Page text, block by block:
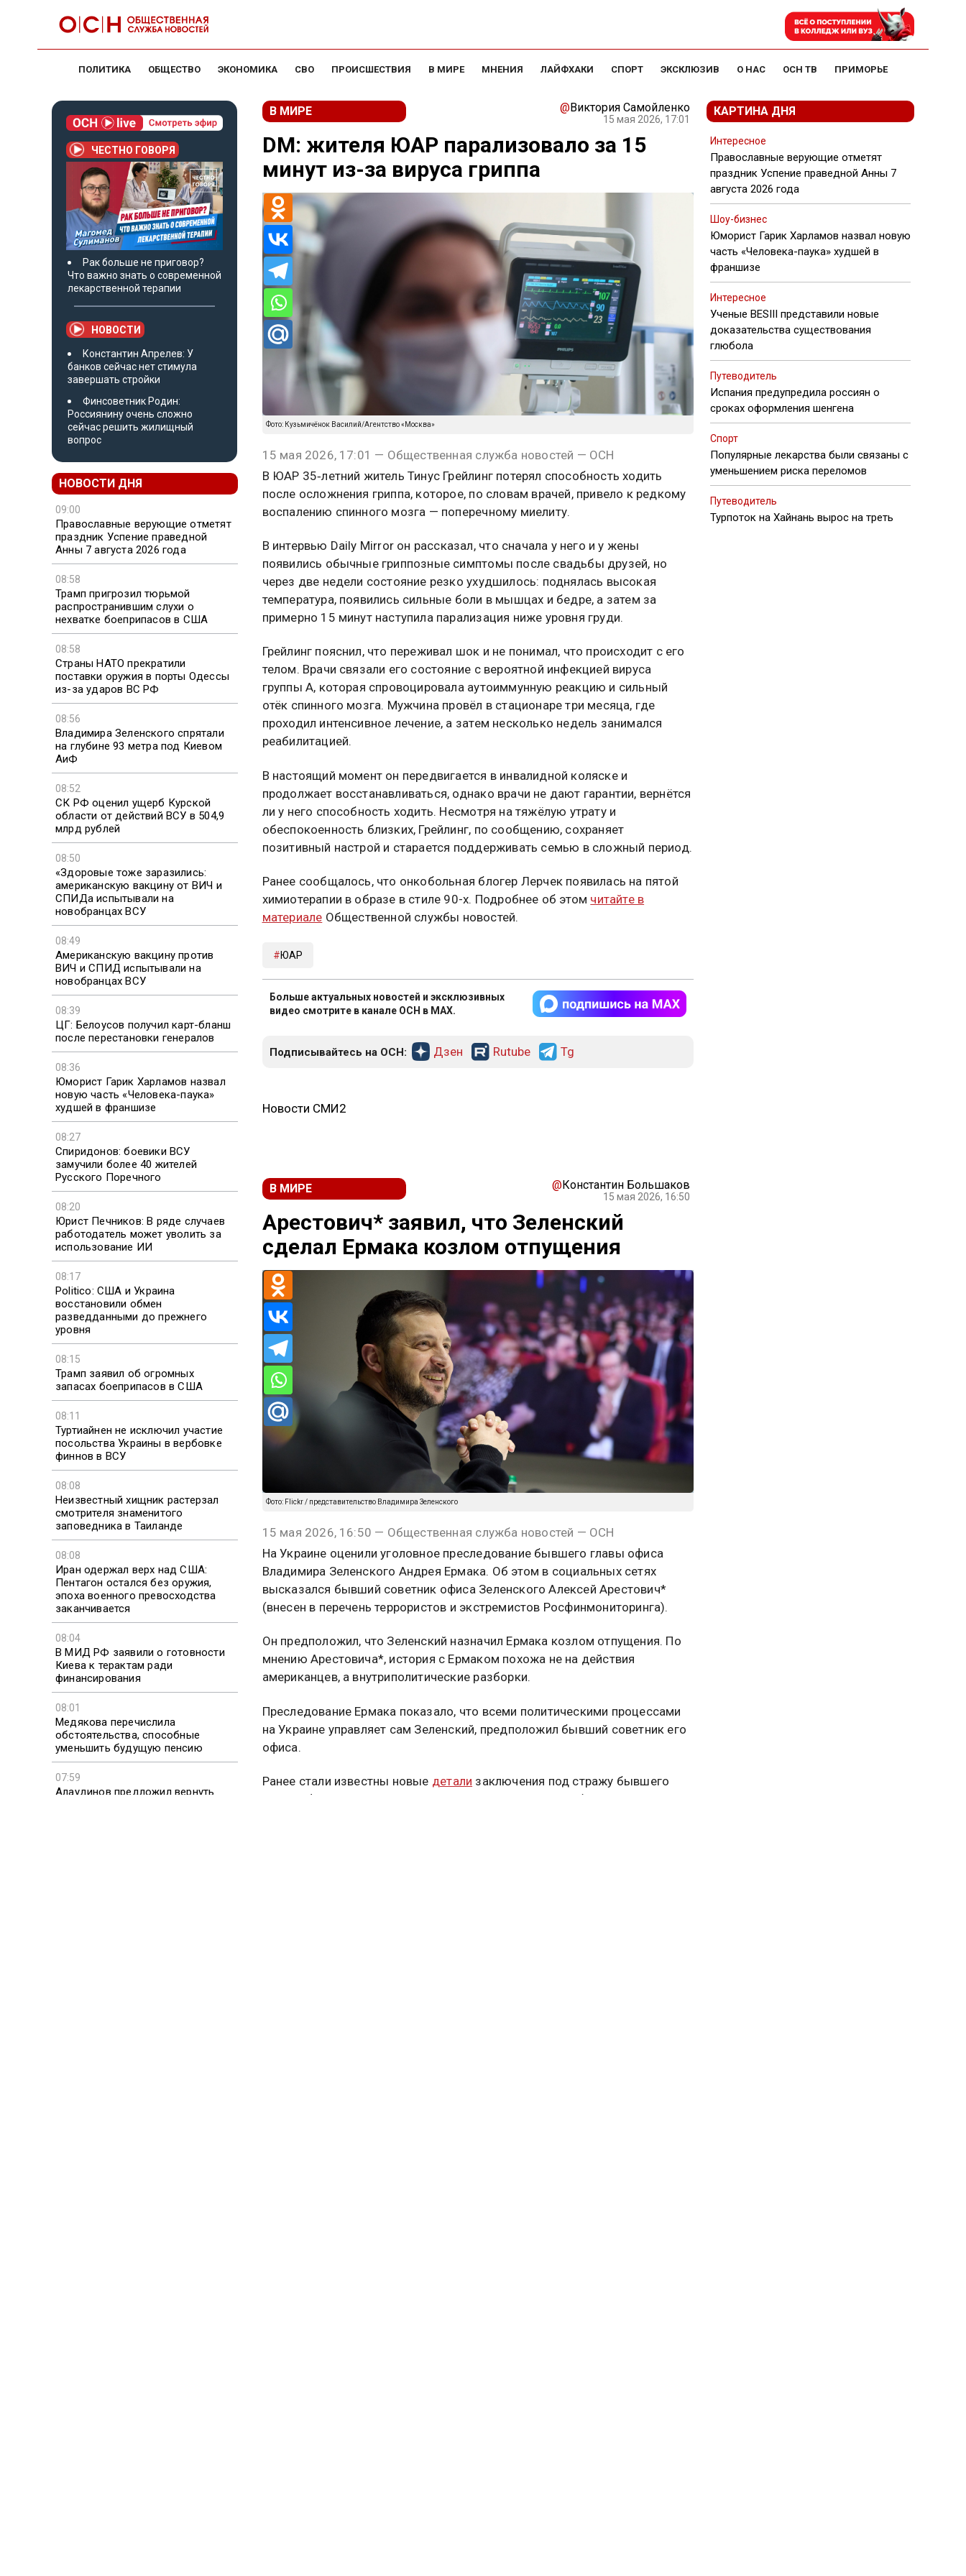
ПОЛИТИКА ОБЩЕСТВО ЭКОНОМИКА СВО ПРОИСШЕСТВИЯ В МИРЕ МНЕНИЯ ЛАЙФХАКИ СПОРТ ЭКСКЛЮЗИВ О НАС ОСН ТВ ПРИМОРЬЕ
ЧЕСТНО ГОВОРЯ
Рак больше не приговор?
Что важно знать о современной
лекарственной терапии
НОВОСТИ
Константин Апрелев: У
банков сейчас нет стимула
завершать стройки
Финсоветник Родин:
Россиянину очень сложно
сейчас решить жилищный
вопрос
НОВОСТИ ДНЯ
09:00
Православные верующие отметят
праздник Успение праведной
Анны 7 августа 2026 года
08:58
Трамп пригрозил тюрьмой
распространившим слухи о
нехватке боеприпасов в США
08:58
Страны НАТО прекратили
поставки оружия в порты Одессы
из-за ударов ВС РФ
08:56
Владимира Зеленского спрятали
на глубине 93 метра под Киевом
АиФ
08:52
СК РФ оценил ущерб Курской
области от действий ВСУ в 504,9
млрд рублей
08:50
«Здоровые тоже заразились:
американскую вакцину от ВИЧ и
СПИДа испытывали на
новобранцах ВСУ
08:49
Американскую вакцину против
ВИЧ и СПИД испытывали на
новобранцах ВСУ
08:39
ЦГ: Белоусов получил карт-бланш
после перестановки генералов
08:36
Юморист Гарик Харламов назвал
новую часть «Человека-паука»
худшей в франшизе
08:27
Спиридонов: боевики ВСУ
замучили более 40 жителей
Русского Поречного
08:20
Юрист Печников: В ряде случаев
работодатель может уволить за
использование ИИ
08:17
Politico: США и Украина
восстановили обмен
разведданными до прежнего
уровня
08:15
Трамп заявил об огромных
запасах боеприпасов в США
08:11
Туртиайнен не исключил участие
посольства Украины в вербовке
финнов в ВСУ
08:08
Неизвестный хищник растерзал
смотрителя знаменитого
заповедника в Таиланде
08:08
Иран одержал верх над США:
Пентагон остался без оружия,
эпоха военного превосходства
заканчивается
08:04
В МИД РФ заявили о готовности
Киева к терактам ради
финансирования
08:01
Медякова перечислила
обстоятельства, способные
уменьшить будущую пенсию
07:59
Алаудинов предложил вернуть
В МИРЕ @Виктория Самойленко
15 мая 2026, 17:01
DM: жителя ЮАР парализовало за 15
минут из-за вируса гриппа
Фото: Кузьмичёнок Василий/Агентство «Москва»
15 мая 2026, 17:01 — Общественная служба новостей — ОСН
В ЮАР 35‑летний житель Тинус Грейлинг потерял способность ходить
после осложнения гриппа, которое, по словам врачей, привело к редкому
воспалению спинного мозга — поперечному миелиту.
В интервью Daily Mirror он рассказал, что сначала у него и у жены
появились обычные гриппозные симптомы после свадьбы друзей, но
через две недели состояние резко ухудшилось: поднялась высокая
температура, появились сильные боли в мышцах и бедре, а затем за
примерно 15 минут наступила парализация ниже уровня груди.
Грейлинг пояснил, что переживал шок и не понимал, что происходит с его
телом. Врачи связали его состояние с вероятной инфекцией вируса
группы А, которая спровоцировала аутоиммунную реакцию и сильный
отёк спинного мозга. Мужчина провёл в стационаре три месяца, где
проходил интенсивное лечение, а затем несколько недель занимался
реабилитацией.
В настоящий момент он передвигается в инвалидной коляске и
продолжает восстанавливаться, однако врачи не дают гарантии, вернётся
ли у него способность ходить. Несмотря на тяжёлую утрату и
обеспокоенность близких, Грейлинг, по сообщению, сохраняет
позитивный настрой и старается поддерживать семью в сложный период.
Ранее сообщалось, что онкобольная блогер Лерчек появилась на пятой
химиотерапии в образе в стиле 90-х. Подробнее об этом читайте в
материале Общественной службы новостей.
ЮАР
Больше актуальных новостей и эксклюзивных
видео смотрите в канале ОСН в MAX.
Подписывайтесь на ОСН: Дзен Rutube Tg
Новости СМИ2
В МИРЕ @Константин Большаков
15 мая 2026, 16:50
Арестович* заявил, что Зеленский
сделал Ермака козлом отпущения
Фото: Flickr / представительство Владимира Зеленского
15 мая 2026, 16:50 — Общественная служба новостей — ОСН
На Украине оценили уголовное преследование бывшего главы офиса
Владимира Зеленского Андрея Ермака. Об этом в социальных сетях
высказался бывший советник офиса Зеленского Алексей Арестович*
(внесен в перечень террористов и экстремистов Росфинмониторинга).
Он предположил, что Зеленский назначил Ермака козлом отпущения. По
мнению Арестовича*, история с Ермаком похожа не на действия
американцев, а внутриполитические разборки.
Преследование Ермака показало, что всеми политическими процессами
на Украине управляет сам Зеленский, предположил бывший советник его
офиса.
Ранее стали известны новые детали заключения под стражу бывшего
главы офиса Владимира Зеленского Андрея Ермака. Об этом пишет
КАРТИНА ДНЯ
Интересное
Православные верующие отметят
праздник Успение праведной Анны 7
августа 2026 года
Шоу-бизнес
Юморист Гарик Харламов назвал новую
часть «Человека-паука» худшей в
франшизе
Интересное
Ученые BESIII представили новые
доказательства существования
глюбола
Путеводитель
Испания предупредила россиян о
сроках оформления шенгена
Спорт
Популярные лекарства были связаны с
уменьшением риска переломов
Путеводитель
Турпоток на Хайнань вырос на треть